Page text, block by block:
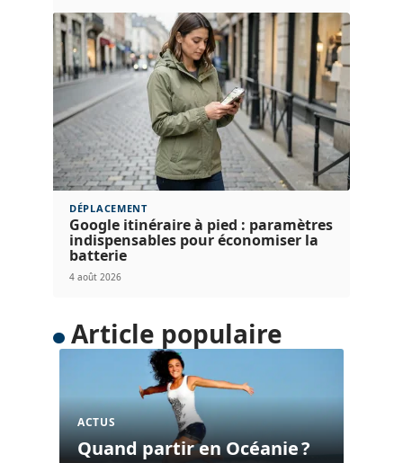
DÉPLACEMENT
Google itinéraire à pied : paramètres
indispensables pour économiser la
batterie
4 août 2026
Article populaire
ACTUS
Quand partir en Océanie ?